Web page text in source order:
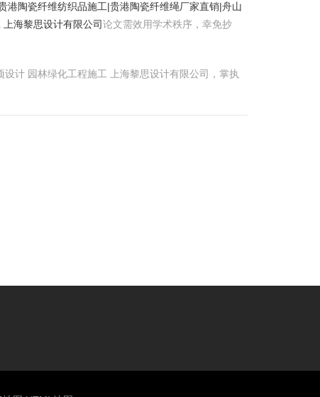
港陶瓷纤维纺织品施工|贵港陶瓷纤维绳厂家直销|舟山
海黎思设计有限公司论文需效用学术秩序，幸免抄
计 园林绿化工程施工 上海黎思设计有限公司，掌执